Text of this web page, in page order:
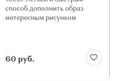
способ дополнить образ
интересным рисунком
60 руб.